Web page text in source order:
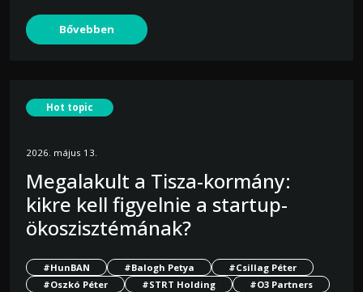
Bővebben
Hot topic
2026. május 13.
Megalakult a Tisza-kormány:
kikre kell figyelnie a startup-
ökoszisztémának?
#HunBAN #Balogh Petya
#Csillag Péter
#Oszkó Péter
#STRT Holding
#O3 Partners